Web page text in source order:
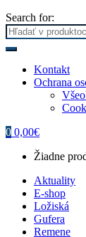
Search for:
Kontakt
Ochrana
0 0,00€
Žiadne
Aktuality
E-shop
Ložiská
Gufera
Remene